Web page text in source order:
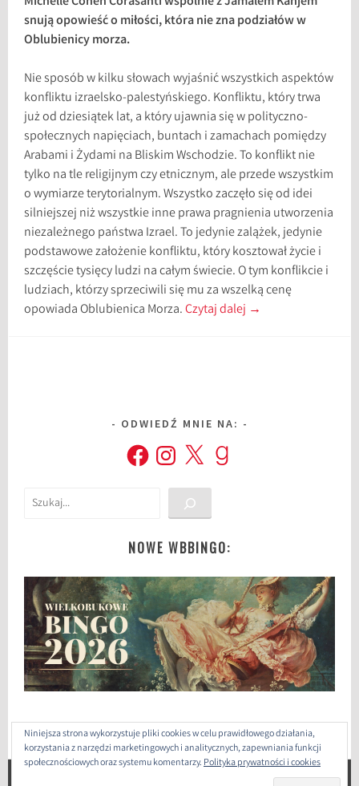
snują opowieść o miłości, która nie zna podziałów w
Oblubienicy morza.
Nie sposób w kilku słowach wyjaśnić wszystkich aspektów
konfliktu izraelsko-palestyńskiego. Konfliktu, który trwa
już od dziesiątek lat, a który ujawnia się w polityczno-
społecznych napięciach, buntach i zamachach pomiędzy
Arabami i Żydami na Bliskim Wschodzie. To konflikt nie
tylko na tle religijnym czy etnicznym, ale przede wszystkim
o wymiarze terytorialnym. Wszystko zaczęło się od idei
silniejszej niż wszystkie inne prawa pragnienia utworzenia
niezależnego państwa Izrael. To jedynie zalążek, jedynie
podstawowe założenie konfliktu, który kosztował życie i
szczęście tysięcy ludzi na całym świecie. O tym konflikcie i
ludziach, którzy sprzeciwili się mu za wszelką cenę
opowiada Oblubienica Morza.Czytaj dalej →
ODWIEDŹ MNIE NA:
FacebookInstagram
X Goodreads
Szukaj
NOWE WBBINGO:
Niniejsza strona wykorzystuje pliki cookies w celu prawidłowego działania,
korzystania z narzędzi marketingowych i analitycznych, zapewniania funkcji
społecznościowych oraz systemu komentarzy.Polityka prywatności i cookies